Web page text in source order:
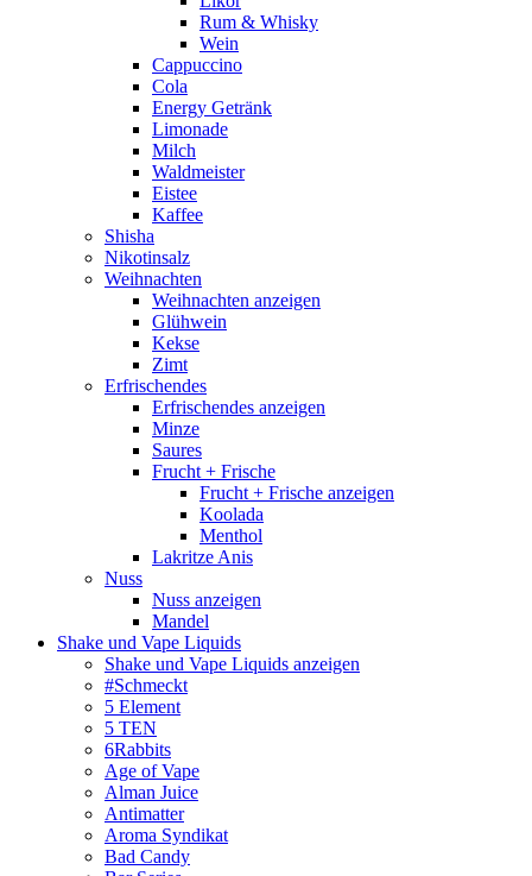
Rum & Whisky
Wein
Cappuccino
Cola
Energy Getränk
Limonade
Milch
Waldmeister
Eistee
Kaffee
Shisha
Nikotinsalz
Weihnachten
Weihnachten anzeigen
Glühwein
Kekse
Zimt
Erfrischendes
Erfrischendes anzeigen
Minze
Saures
Frucht + Frische
Frucht + Frische anzeigen
Koolada
Menthol
Lakritze Anis
Nuss
Nuss anzeigen
Mandel
Shake und Vape Liquids
Shake und Vape Liquids anzeigen
#Schmeckt
5 Element
5 TEN
6Rabbits
Age of Vape
Alman Juice
Antimatter
Aroma Syndikat
Bad Candy